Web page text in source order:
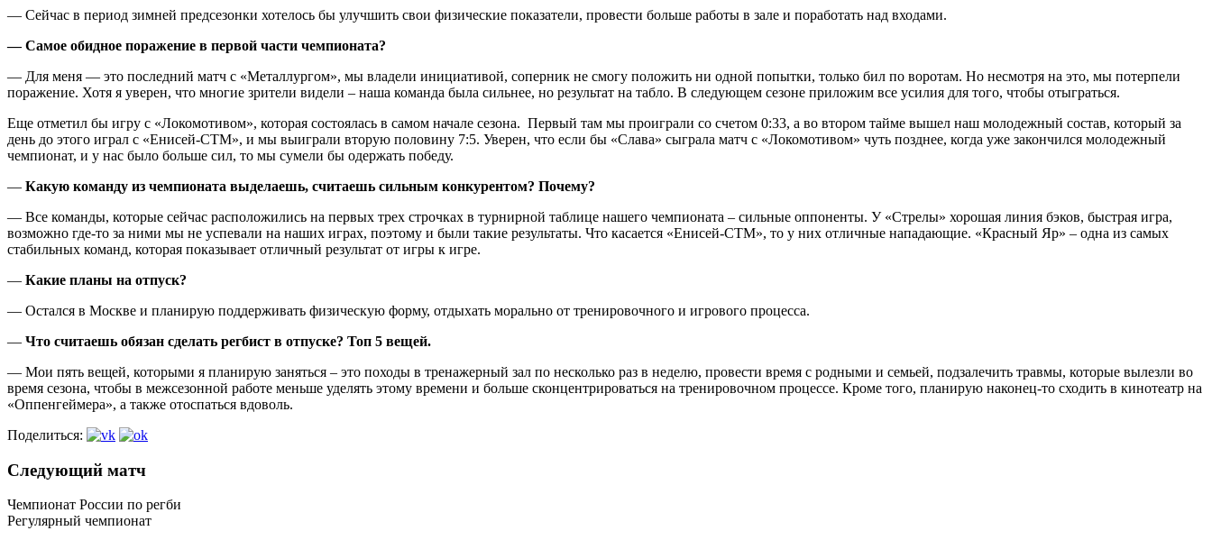
— Сейчас в период зимней предсезонки хотелось бы улучшить свои физические показатели, провести больше работы в зале и поработать над входами.
— Самое обидное поражение в первой части чемпионата?
— Для меня — это последний матч с «Металлургом», мы владели инициативой, соперник не смогу положить ни одной попытки, только бил по воротам. Но несмотря на это, мы потерпели
поражение. Хотя я уверен, что многие зрители видели – наша команда была сильнее, но результат на табло. В следующем сезоне приложим все усилия для того, чтобы отыграться.
Еще отметил бы игру с «Локомотивом», которая состоялась в самом начале сезона. Первый там мы проиграли со счетом 0:33, а во втором тайме вышел наш молодежный состав, который за
день до этого играл с «Енисей-СТМ», и мы выиграли вторую половину 7:5. Уверен, что если бы «Слава» сыграла матч с «Локомотивом» чуть позднее, когда уже закончился молодежный
чемпионат, и у нас было больше сил, то мы сумели бы одержать победу.
— Какую команду из чемпионата выделаешь, считаешь сильным конкурентом? Почему?
— Все команды, которые сейчас расположились на первых трех строчках в турнирной таблице нашего чемпионата – сильные оппоненты. У «Стрелы» хорошая линия бэков, быстрая игра,
возможно где-то за ними мы не успевали на наших играх, поэтому и были такие результаты. Что касается «Енисей-СТМ», то у них отличные нападающие. «Красный Яр» – одна из самых
стабильных команд, которая показывает отличный результат от игры к игре.
— Какие планы на отпуск?
— Остался в Москве и планирую поддерживать физическую форму, отдыхать морально от тренировочного и игрового процесса.
— Что считаешь обязан сделать регбист в отпуске? Топ 5 вещей.
— Мои пять вещей, которыми я планирую заняться – это походы в тренажерный зал по несколько раз в неделю, провести время с родными и семьей, подзалечить травмы, которые вылезли во
время сезона, чтобы в межсезонной работе меньше уделять этому времени и больше сконцентрироваться на тренировочном процессе. Кроме того, планирую наконец-то сходить в кинотеатр на
«Оппенгеймера», а также отоспаться вдоволь.
Поделиться:
Следующий матч
Чемпионат России по регби
Регулярный чемпионат